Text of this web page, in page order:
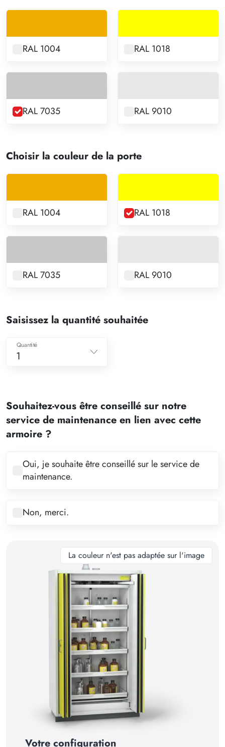
RAL 1004 RAL 1018
RAL 7035 RAL 9010
Choisir la couleur de la porte
RAL 1004 RAL 1018
RAL 7035 RAL 9010
Saisissez la quantité souhaitée
1
3
4
6
7
9
Quantité
Souhaitez-vous être conseillé sur notre
service de maintenance en lien avec cette
armoire ?
Oui, je souhaite être conseillé sur le service de
maintenance.
Non, merci.
La couleur n'est pas adaptée sur l'image
Votre configuration